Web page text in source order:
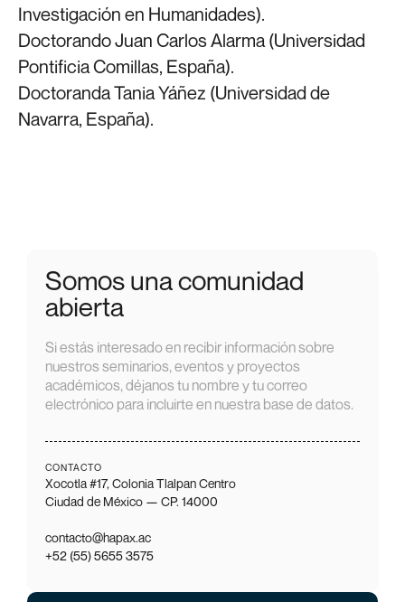
Investigación en Humanidades).
Doctorando Juan Carlos Alarma (Universidad
Pontificia Comillas, España).
Doctoranda Tania Yáñez (Universidad de
Navarra, España).
Somos una comunidad
abierta
Si estás interesado en recibir información sobre
nuestros seminarios, eventos y proyectos
académicos, déjanos tu nombre y tu correo
electrónico para incluirte en nuestra base de datos.
CONTACTO
Xocotla #17, Colonia Tlalpan Centro
Ciudad de México — CP. 14000
contacto@hapax.ac
+52 (55) 5655 3575